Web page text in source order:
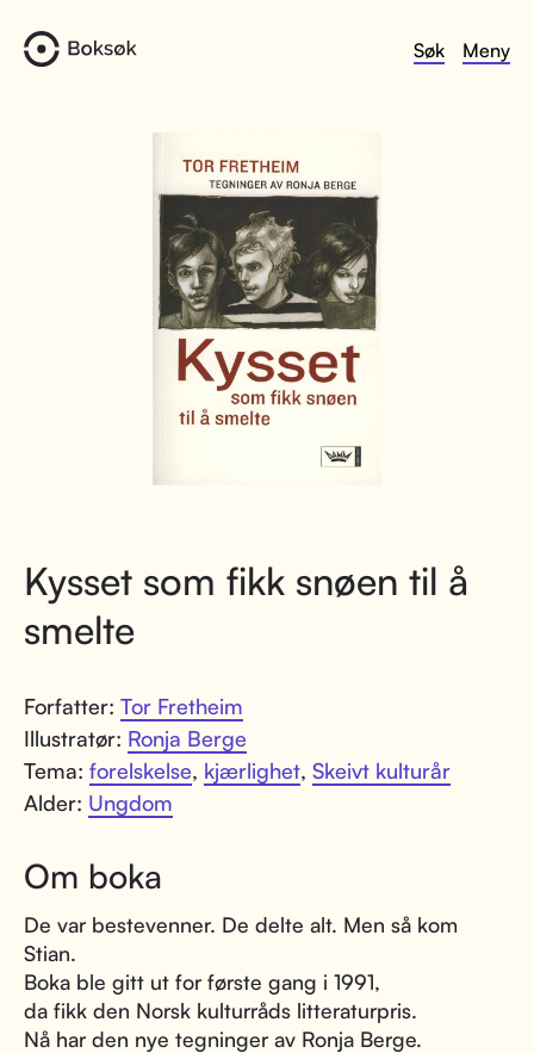
Søk Meny
Kysset som fikk snøen til å
smelte
Forfatter: Tor Fretheim
Illustratør: Ronja Berge
Tema: forelskelse, kjærlighet, Skeivt kulturår
Alder: Ungdom
Om boka
De var bestevenner. De delte alt. Men så kom
Stian.
Boka ble gitt ut for første gang i 1991,
da fikk den Norsk kulturråds litteraturpris.
Nå har den nye tegninger av Ronja Berge.